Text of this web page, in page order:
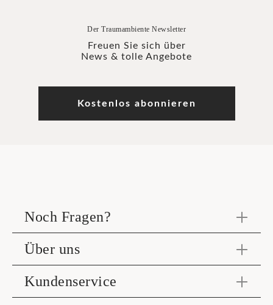
Der Traumambiente Newsletter
Freuen Sie sich über
News & tolle Angebote
Kostenlos abonnieren
Noch Fragen?
Über uns
Kundenservice